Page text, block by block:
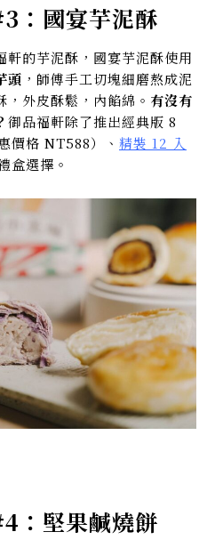
：國宴芋泥酥
軒的芋泥酥，國宴芋泥酥使用
頭 ，師傅手工切塊細磨熬成泥
外皮酥鬆，內餡綿。 有沒有
御品福軒除了推出經典版 8
惠價格 NT588）、 精裝 12 入
盒選擇。
：堅果鹹燒餅